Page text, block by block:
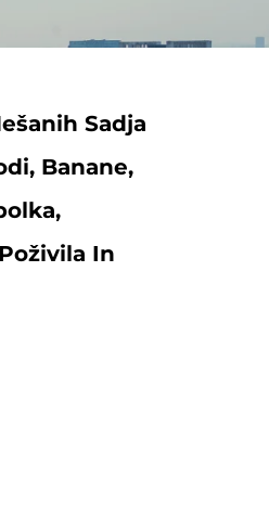
Sadja
Banane,
In